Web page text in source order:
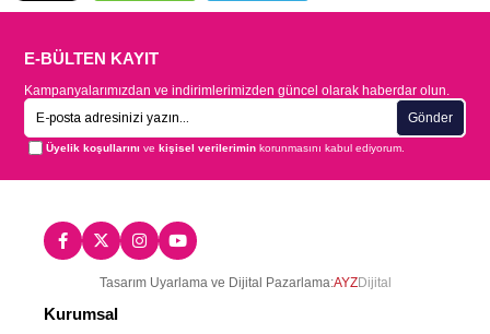
E-BÜLTEN KAYIT
Kampanyalarımızdan ve indirimlerimizden güncel olarak haberdar olun.
Gönder
Üyelik koşullarını vekişisel verilerimin korunmasını kabul ediyorum.
Tasarım Uyarlama ve Dijital Pazarlama:AYZDijital
Kurumsal